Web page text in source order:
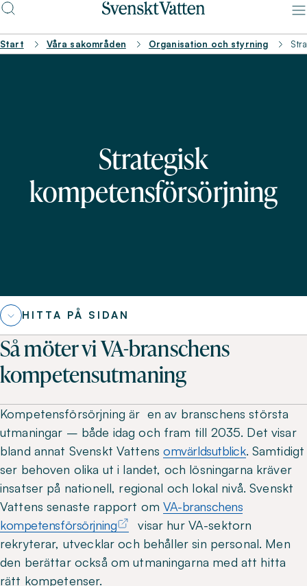
Start Våra sakområden Organisation och styrning
Strategisk
kompetensförsörjning
HITTA PÅ SIDAN
Så möter vi VA-branschens
kompetensutmaning
Kompetensförsörjning är en av branschens största
utmaningar – både idag och fram till 2035. Det visar
bland annat Svenskt Vattensomvärldsutblick. Samtidigt
ser behoven olika ut i landet, och lösningarna kräver
insatser på nationell, regional och lokal nivå. Svenskt
Vattens senaste rapport omVA-branschens
kompetensförsörjning
visar hur VA-sektorn
rekryterar, utvecklar och behåller sin personal. Men
den berättar också om utmaningarna med att hitta
rätt kompetenser.